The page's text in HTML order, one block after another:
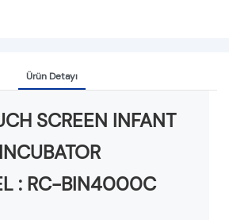
Ürün Detayı
SCREEN INFANT
INCUBATOR
: RC-BIN4000C